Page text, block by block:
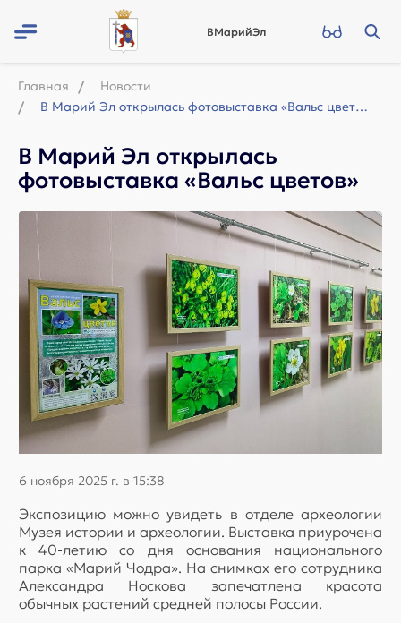
ВМарийЭл
Главная
Новости
В Марий Эл открылась фотовыставка «Вальс цветов»
В Марий Эл открылась
фотовыставка «Вальс цветов»
6 ноября 2025 г. в 15:38
Экспозицию можно увидеть в отделе археологии
Музея истории и археологии. Выставка приурочена
к 40-летию со дня основания национального
парка «Марий Чодра». На снимках его сотрудника
Александра Носкова запечатлена красота
обычных растений средней полосы России.